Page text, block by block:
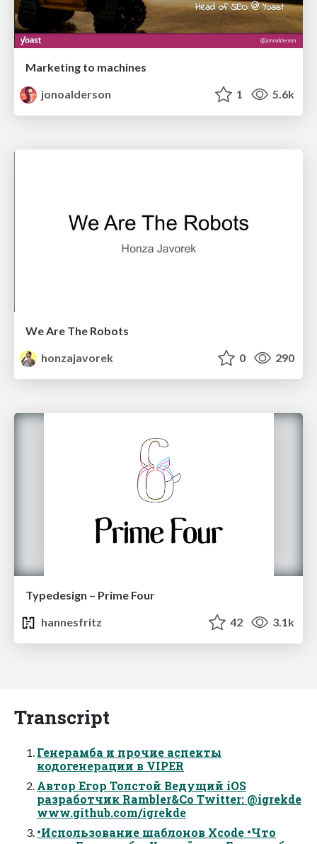
Marketing to machines
jonoalderson
1 5.6k
We Are The Robots
honzajavorek
0 290
Typedesign – Prime Four
hannesfritz
42 3.1k
Transcript
Генерамба и прочие аспекты
кодогенерации в VIPER
Автор Егор Толстой Ведущий iOS
разработчик Rambler&Co Twitter: @igrekde
www.github.com/igrekde
•Использование шаблонов Xcode •Что